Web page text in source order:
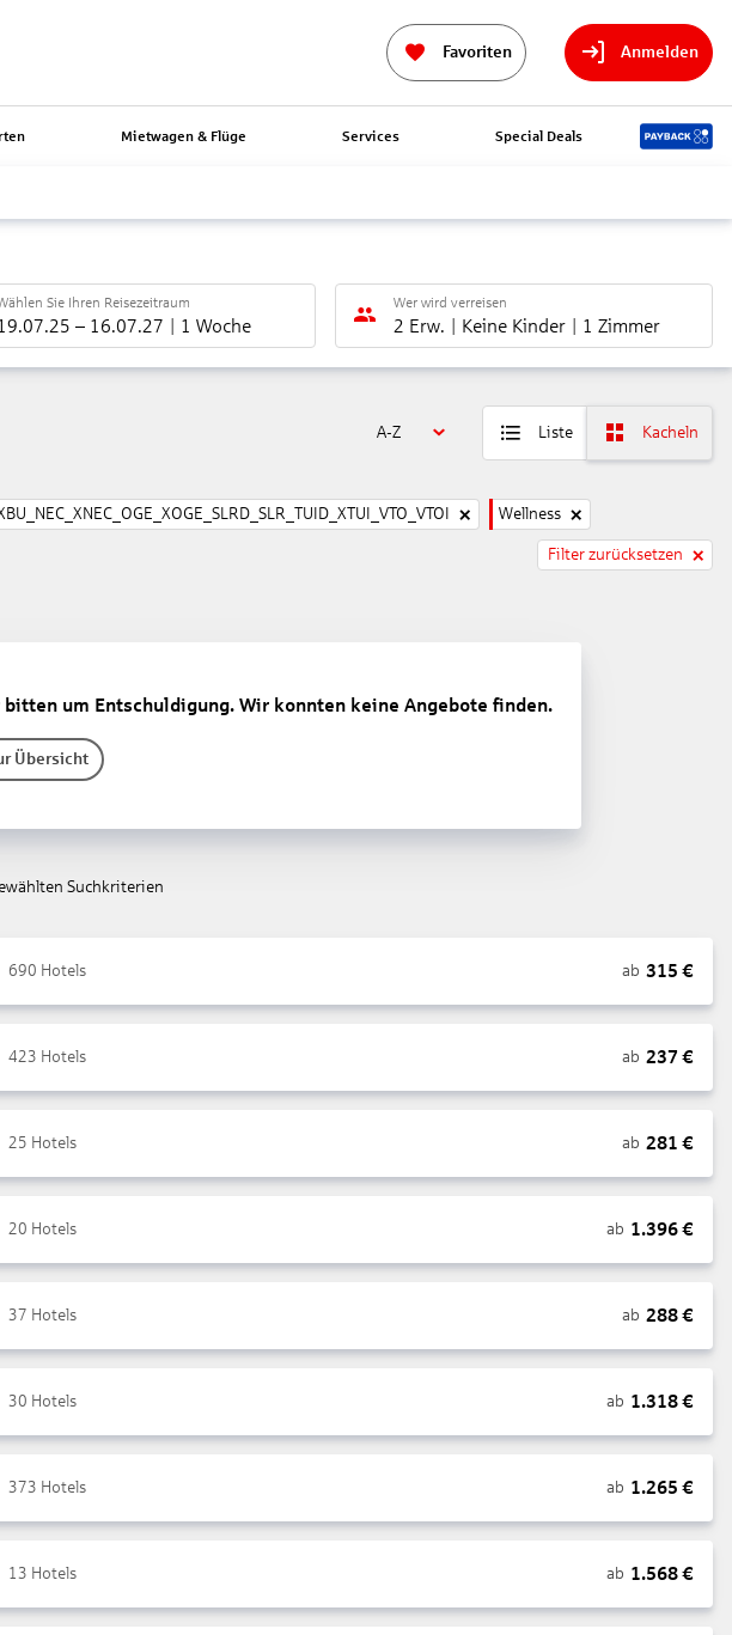
Favoriten Anmelden
Mietwagen & Flüge Services Special Deals
Sie Ihren Reisezeitraum
– 16.07.27 1 Woche
Wer wird verreisen
2 Erw. Keine Kinder 1 Zimmer
A-Z Liste Kacheln
Wellness
Filter zurücksetzen
bitten um Entschuldigung. Wir konnten keine Angebote finden.
Übersicht
Suchkriterien
690 Hotels ab 315 €
423 Hotels ab 237 €
25 Hotels ab 281 €
20 Hotels ab 1.396€
37 Hotels ab 288€
30 Hotels ab 1.318€
373 Hotels ab 1.265 €
13 Hotels ab 1.568€